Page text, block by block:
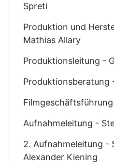
Spreti
Produktion und
Mathias Allary
Produktionsleitung -
Produktionsberatung
Aufnahmeleitung -
2. Aufnahmeleitung -
Alexander Kiening